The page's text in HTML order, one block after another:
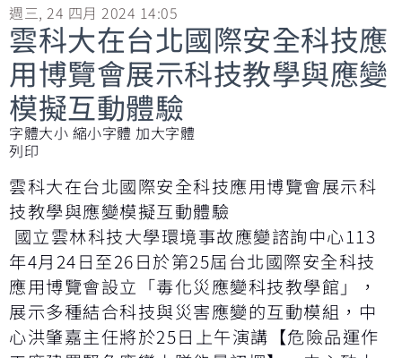
週三, 24 四月 2024 14:05
雲科大在台北國際安全科技應
用博覽會展示科技教學與應變
模擬互動體驗
字體大小 縮小字體 加大字體
列印
雲科大在台北國際安全科技應用博覽會展示科
技教學與應變模擬互動體驗
國立雲林科技大學環境事故應變諮詢中心113
年4月24日至26日於第25屆台北國際安全科技
應用博覽會設立「毒化災應變科技教學館」，
展示多種結合科技與災害應變的互動模組，中
心洪肇嘉主任將於25日上午演講【危險品運作